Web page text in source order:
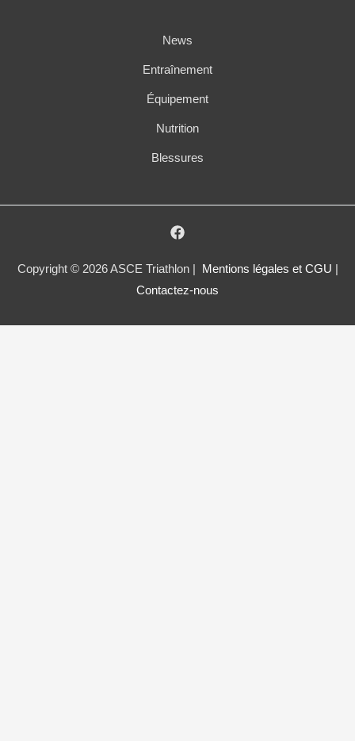
News
Entraînement
Équipement
Nutrition
Blessures
Copyright © 2026 ASCE Triathlon | Mentions légales et CGU
Contactez-nous